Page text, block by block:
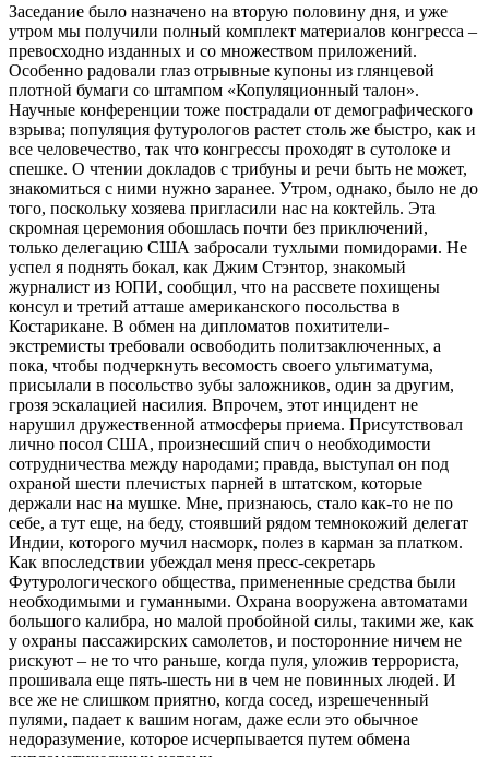
Заседание было назначено на вторую половину дня, и уже
утром мы получили полный комплект материалов конгресса –
превосходно изданных и со множеством приложений.
Особенно радовали глаз отрывные купоны из глянцевой
плотной бумаги со штампом «Копуляционный талон».
Научные конференции тоже пострадали от демографического
взрыва; популяция футурологов растет столь же быстро, как и
все человечество, так что конгрессы проходят в сутолоке и
спешке. О чтении докладов с трибуны и речи быть не может,
знакомиться с ними нужно заранее. Утром, однако, было не до
того, поскольку хозяева пригласили нас на коктейль. Эта
скромная церемония обошлась почти без приключений,
только делегацию США забросали тухлыми помидорами. Не
успел я поднять бокал, как Джим Стэнтор, знакомый
журналист из ЮПИ, сообщил, что на рассвете похищены
консул и третий атташе американского посольства в
Костарикане. В обмен на дипломатов похитители-
экстремисты требовали освободить политзаключенных, а
пока, чтобы подчеркнуть весомость своего ультиматума,
присылали в посольство зубы заложников, один за другим,
грозя эскалацией насилия. Впрочем, этот инцидент не
нарушил дружественной атмосферы приема. Присутствовал
лично посол США, произнесший спич о необходимости
сотрудничества между народами; правда, выступал он под
охраной шести плечистых парней в штатском, которые
держали нас на мушке. Мне, признаюсь, стало как-то не по
себе, а тут еще, на беду, стоявший рядом темнокожий делегат
Индии, которого мучил насморк, полез в карман за платком.
Как впоследствии убеждал меня пресс-секретарь
Футурологического общества, примененные средства были
необходимыми и гуманными. Охрана вооружена автоматами
большого калибра, но малой пробойной силы, такими же, как
у охраны пассажирских самолетов, и посторонние ничем не
рискуют – не то что раньше, когда пуля, уложив террориста,
прошивала еще пять-шесть ни в чем не повинных людей. И
все же не слишком приятно, когда сосед, изрешеченный
пулями, падает к вашим ногам, даже если это обычное
недоразумение, которое исчерпывается путем обмена